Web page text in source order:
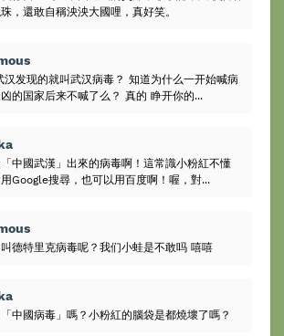
，還敢自稱泱泱大國哩，真好笑。
汉发现的就叫武汉病毒？ 知道为什么一开始喊病
的国家后来不喊了么？ 真的 睁开你的...
中國武漢」出來的病毒啊！這常識小粉紅不懂
Google搜尋，也可以用百度啊！喔，對...
德特里克病毒呢？我们小蛙是不敢吗 嘻嘻
中國病毒」嗎？小粉紅的腦袋是都燒壞了嗎？